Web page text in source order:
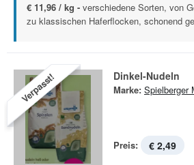
€ 11,96 / kg - verschiedene Sorten, von
zu klassischen Haferflocken, schonend
Verpasst! Dinkel-Nudeln
Marke: Spielberger
Preis: € 2,49